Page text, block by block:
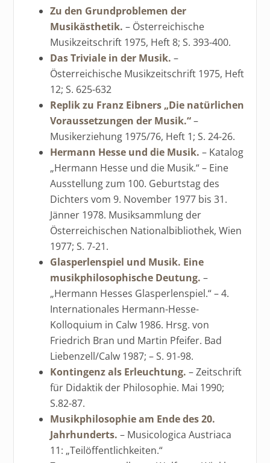
Zu den Grundproblemen der
Musikästhetik. – Österreichische
Musikzeitschrift 1975, Heft 8; S. 393-400.
Das Triviale in der Musik. –
Österreichische Musikzeitschrift 1975, Heft
12; S. 625-632
Replik zu Franz Eibners „Die natürlichen
Voraussetzungen der Musik.“–
Musikerziehung 1975/76, Heft 1; S. 24-26.
Hermann Hesse und die Musik. – Katalog
„Hermann Hesse und die Musik.“ – Eine
Ausstellung zum 100. Geburtstag des
Dichters vom 9. November 1977 bis 31.
Jänner 1978. Musiksammlung der
Österreichischen Nationalbibliothek, Wien
1977; S. 7-21.
Glasperlenspiel und Musik. Eine
musikphilosophische Deutung. –
„Hermann Hesses Glasperlenspiel.“ – 4.
Internationales Hermann-Hesse-
Kolloquium in Calw 1986. Hrsg. von
Friedrich Bran und Martin Pfeifer. Bad
Liebenzell/Calw 1987; – S. 91-98.
Kontingenz als Erleuchtung. – Zeitschrift
für Didaktik der Philosophie. Mai 1990;
S.82-87.
Musikphilosophie am Ende des 20.
Jahrhunderts. – Musicologica Austriaca
11: „Teilöffentlichkeiten.“